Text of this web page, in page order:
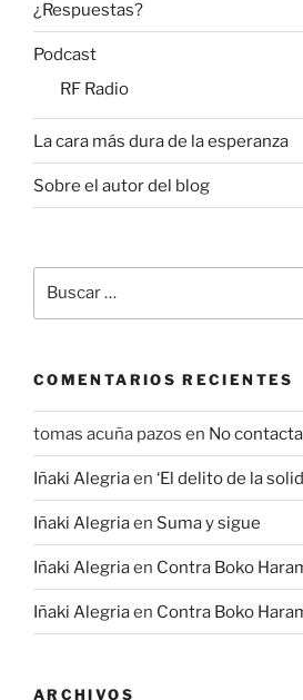
¿Respuestas?
Podcast
RF Radio
La cara más dura de la esperanza
Sobre el autor del blog
por:
COMENTARIOS RECIENTES
tomas acuña pazos en No
Iñaki Alegriaen ‘El delito de la
Iñaki Alegriaen Suma y sigue
Iñaki Alegriaen Contra Boko
Iñaki Alegriaen Contra Boko
ARCHIVOS